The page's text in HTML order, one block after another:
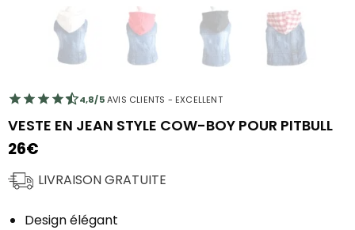
4,8/5AVIS CLIENTS - EXCELLENT
VESTE EN JEAN STYLE COW-BOY POUR PITBULL
26€
LIVRAISON GRATUITE
Design élégant